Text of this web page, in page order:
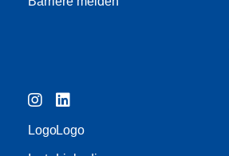
LogoLogo